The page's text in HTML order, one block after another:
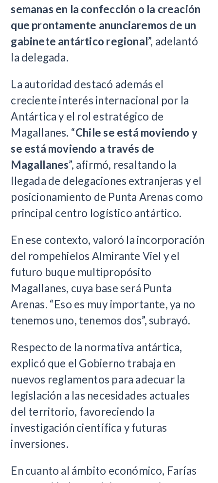
semanas en la confección o la creación
que prontamente anunciaremos de un
gabinete antártico regional”, adelantó
la delegada.
La autoridad destacó además el
creciente interés internacional por la
Antártica y el rol estratégico de
Magallanes. “Chile se está moviendo y
se está moviendo a través de
Magallanes”, afirmó, resaltando la
llegada de delegaciones extranjeras y el
posicionamiento de Punta Arenas como
principal centro logístico antártico.
En ese contexto, valoró la incorporación
del rompehielos Almirante Viel y el
futuro buque multipropósito
Magallanes, cuya base será Punta
Arenas. “Eso es muy importante, ya no
tenemos uno, tenemos dos”, subrayó.
Respecto de la normativa antártica,
explicó que el Gobierno trabaja en
nuevos reglamentos para adecuar la
legislación a las necesidades actuales
del territorio, favoreciendo la
investigación científica y futuras
inversiones.
En cuanto al ámbito económico, Farías